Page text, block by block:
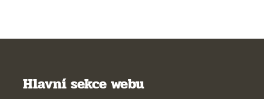
Hlavní sekce webu